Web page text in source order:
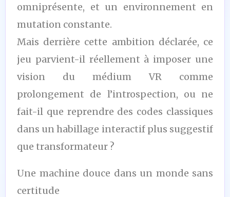
omniprésente, et un environnement en
mutation constante.
Mais derrière cette ambition déclarée, ce
jeu parvient-il réellement à imposer une
vision du médium VR comme
prolongement de l’introspection, ou ne
fait-il que reprendre des codes classiques
dans un habillage interactif plus suggestif
que transformateur ?
Une machine douce dans un monde sans
certitude